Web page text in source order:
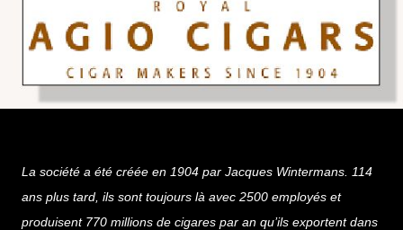
La société a été créée en 1904 par Jacques Wintermans. 114
ans plus tard, ils sont toujours là avec 2500 employés et
produisent 770 millions de cigares par an qu’ils exportent dans